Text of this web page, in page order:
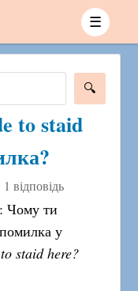
☰
to staid
1 відповідь
Чому ти
у
staid here?